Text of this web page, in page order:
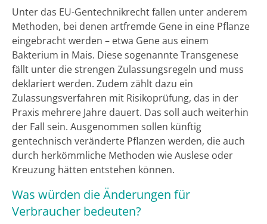
Unter das EU-Gentechnikrecht fallen unter anderem
Methoden, bei denen artfremde Gene in eine Pflanze
eingebracht werden – etwa Gene aus einem
Bakterium in Mais. Diese sogenannte Transgenese
fällt unter die strengen Zulassungsregeln und muss
deklariert werden. Zudem zählt dazu ein
Zulassungsverfahren mit Risikoprüfung, das in der
Praxis mehrere Jahre dauert. Das soll auch weiterhin
der Fall sein. Ausgenommen sollen künftig
gentechnisch veränderte Pflanzen werden, die auch
durch herkömmliche Methoden wie Auslese oder
Kreuzung hätten entstehen können.
Was würden die Änderungen für
Verbraucher bedeuten?